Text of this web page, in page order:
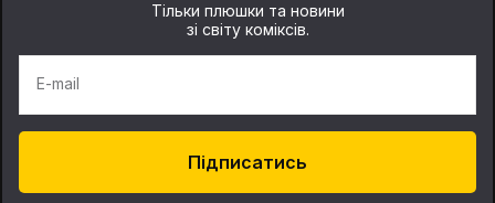
Тільки плюшки та новини
зі світу коміксів.
E-mail
Підписатись